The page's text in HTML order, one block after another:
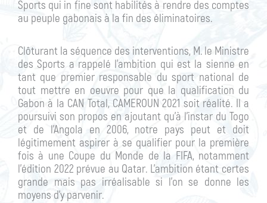
Sports qui in fine sont habilités à rendre des comptes
au peuple gabonais à la fin des éliminatoires.
Clôturant la séquence des interventions, M. le Ministre
des Sports a rappelé l’ambition qui est la sienne en
tant que premier responsable du sport national de
tout mettre en oeuvre pour que la qualification du
Gabon à la CAN Total, CAMEROUN 2021 soit réalité. Il a
poursuivi son propos en ajoutant qu’à l’instar du Togo
et de l’Angola en 2006, notre pays peut et doit
légitimement aspirer à se qualifier pour la première
fois à une Coupe du Monde de la FIFA, notamment
l’édition 2022 prévue au Qatar. L’ambition étant certes
grande mais pas irréalisable si l’on se donne les
moyens d’y parvenir.